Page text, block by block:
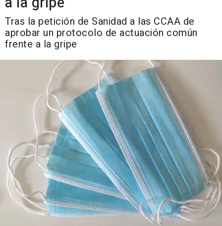
Tras la petición de Sanidad a las CCAA de
aprobar un protocolo de actuación común
frente a la gripe